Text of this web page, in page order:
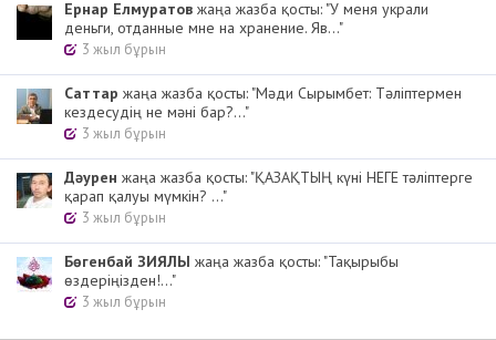
Ернар Елмуратов жаңа жазба қосты: "У меня украли
деньги, отданные мне на хранение. Яв..."
3 жыл бұрын
Cаттар жаңа жазба қосты: "Мәди Сырымбет: Тәліптермен
кездесудің не мәні бар?..."
3 жыл бұрын
Дәурен жаңа жазба қосты: "ҚАЗАҚТЫҢ күні НЕГЕ тәліптерге
қарап қалуы мүмкін? ..."
3 жыл бұрын
Бөгенбай ЗИЯЛЫ жаңа жазба қосты: "Тақырыбы
өздеріңізден!..."
3 жыл бұрын